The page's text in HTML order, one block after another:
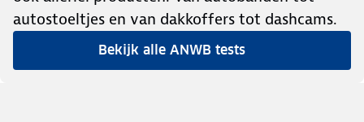
autostoeltjes en van dakkoffers tot dashcams.
Bekijk alle ANWB tests